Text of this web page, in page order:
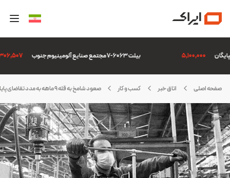
6,306,507 5,100,000
صفحه اصلی اتاق خبر کسب و کار صعود شامخ به قله 9 ماهه به مدد تقاضای پایان سال